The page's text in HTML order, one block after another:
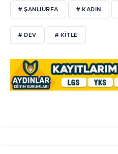
# ŞANLIURFA # KADIN
# DEV # KİTLE